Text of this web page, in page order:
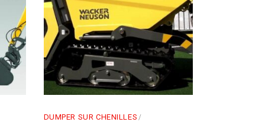
DUMPER SUR CHENILLES